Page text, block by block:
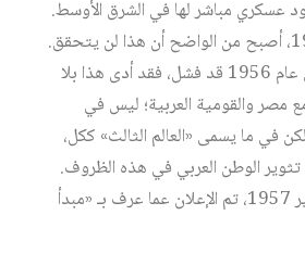
مباشر لها في الشرق الأوسط.
لكن مع نهاية عام 1956، أصبح من الواضح أن هذا لن يتحقق.
أما وأن العدوان الثلاثي عام 1956 قد فشل، فقد أدى هذا بلا
مصر والقومية العربية؛ ليس في
في ما يسمى «العالم الثالث» ككل،
الوطن العربي في هذه الظروف.
وفي كانون الثاني/ يناير 1957، تم الإعلان عما عرف بـ «مبدأ